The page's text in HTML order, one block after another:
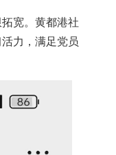
宽。黄都港社
力，满足党员